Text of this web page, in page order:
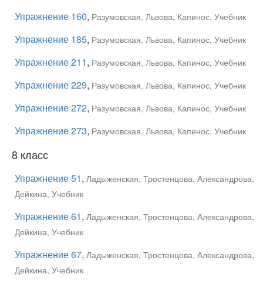
Упражнение 160, Разумовская, Львова, Капинос, Учебник
Упражнение 185, Разумовская, Львова, Капинос, Учебник
Упражнение 211, Разумовская, Львова, Капинос, Учебник
Упражнение 229, Разумовская, Львова, Капинос, Учебник
Упражнение 272, Разумовская, Львова, Капинос, Учебник
Упражнение 273, Разумовская, Львова, Капинос, Учебник
8 класс
Упражнение 51, Ладыженская, Тростенцова, Александрова,
Дейкина, Учебник
Упражнение 61, Ладыженская, Тростенцова, Александрова,
Дейкина, Учебник
Упражнение 67, Ладыженская, Тростенцова, Александрова,
Дейкина, Учебник